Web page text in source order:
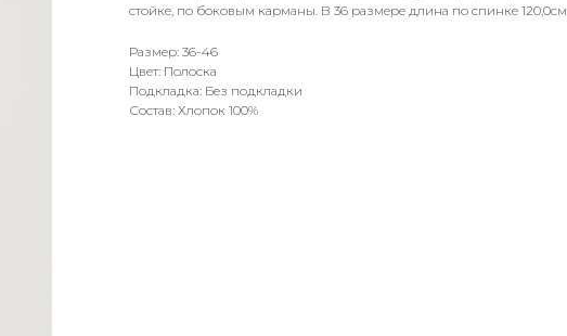
стойке, по боковым карманы. В 36 размере длина по спинке 120,0см
Размер: 36-46
Цвет: Полоска
Подкладка: Без подкладки
Состав: Хлопок 100%